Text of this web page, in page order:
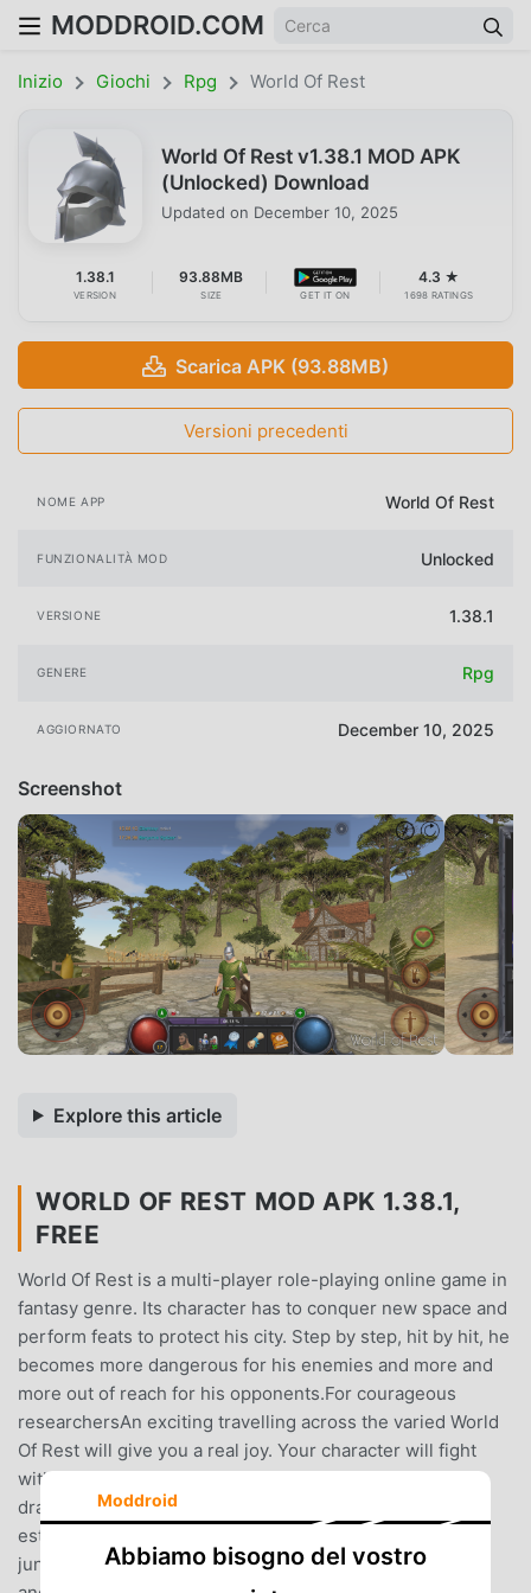
MODDROID.COM
Inizio Giochi Rpg World Of Rest
World Of Rest v1.38.1 MOD APK
(Unlocked) Download
Updated on December 10, 2025
1.38.1
VERSION
93.88MB
SIZE GET IT ON
4.3 ★
1698 RATINGS
Scarica APK (93.88MB)
Versioni precedenti
NOME APP World Of Rest
FUNZIONALITÀ MOD Unlocked
VERSIONE 1.38.1
GENERE Rpg
AGGIORNATO December 10, 2025
Screenshot
Explore this article
WORLD OF REST MOD APK 1.38.1,
FREE
World Of Rest is a multi-player role-playing online game in
fantasy genre. Its character has to conquer new space and
perform feats to protect his city. Step by step, hit by hit, he
becomes more dangerous for his enemies and more and
more out of reach for his opponents.For courageous
researchersAn exciting travelling across the varied World
Of Rest will give you a real joy. Your character will fight
with different monsters, from wolves to minotaurs and
dragons using both his weapon, and magic. He will
establish order on islands and in vaults, in deserts and
jungles, on the plains and in the mountains, using force
Moddroid
Abbiamo bisogno del vostro